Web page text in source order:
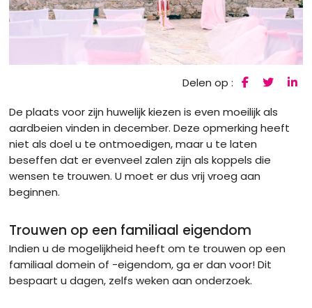
Delen op :
De plaats voor zijn huwelijk kiezen is even moeilijk als
aardbeien vinden in december. Deze opmerking heeft
niet als doel u te ontmoedigen, maar u te laten
beseffen dat er evenveel zalen zijn als koppels die
wensen te trouwen. U moet er dus vrij vroeg aan
beginnen.
Trouwen op een familiaal eigendom
Indien u de mogelijkheid heeft om te trouwen op een
familiaal domein of -eigendom, ga er dan voor! Dit
bespaart u dagen, zelfs weken aan onderzoek.